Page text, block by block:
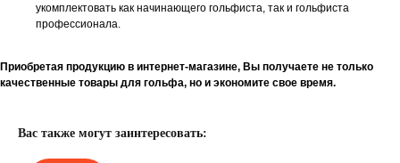
укомплектовать как начинающего гольфиста, так и гольфиста
профессионала.
Приобретая продукцию в интернет-магазине, Вы получаете не только
качественные товары для гольфа, но и экономите свое время.
Вас также могут заинтересовать: